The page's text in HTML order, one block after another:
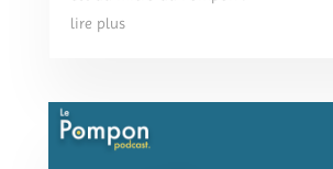
lire plus